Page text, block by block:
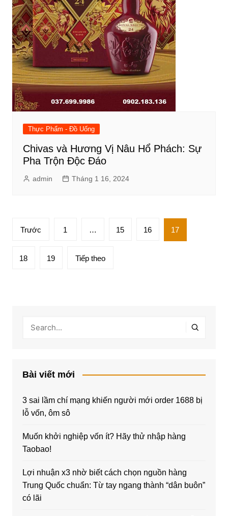
Thực Phẩm - Đồ Uống
Chivas và Hương Vị Nâu Hổ Phách: Sự
Pha Trộn Độc Đáo
admin Tháng 1 16, 2024
Phân
bài
Trước 1 … 15 16 17
18 19 Tiếp theo
Bài viết mới
3 sai lầm chí mạng khiến người mới order 1688 bị
lỗ vốn, ôm sô
Muốn khởi nghiệp vốn ít? Hãy thử nhập hàng
Taobao!
Lợi nhuận x3 nhờ biết cách chọn nguồn hàng
Trung Quốc chuẩn: Từ tay ngang thành “dân buôn”
có lãi